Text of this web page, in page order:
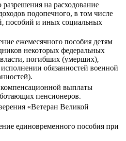
на расходование
подопечного, в том числе
пособий и иных социальных
ежемесячного пособия детям
некоторых федеральных
погибших (умерших),
обязанностей военной
выплаты
пенсионеров.
«Ветеран Великой
единовременного пособия при